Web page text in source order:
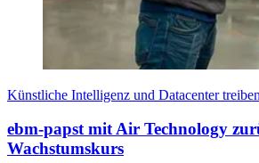
Künstliche Intelligenz und Datacenter
ebm-papst mit Air Technology
Wachstumskurs